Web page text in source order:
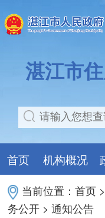
湛江市
首页 机构概况
当前位置：首页
务公开 >通知公告